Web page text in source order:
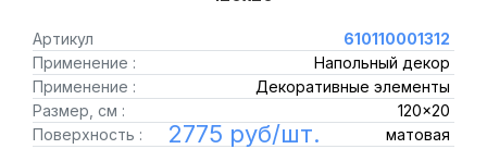
Артикул
610110001312
Применение :
Напольный декор
Применение :
Декоративные элементы
Размер, см :
120x20
Поверхность :
матовая
2775 руб/шт.